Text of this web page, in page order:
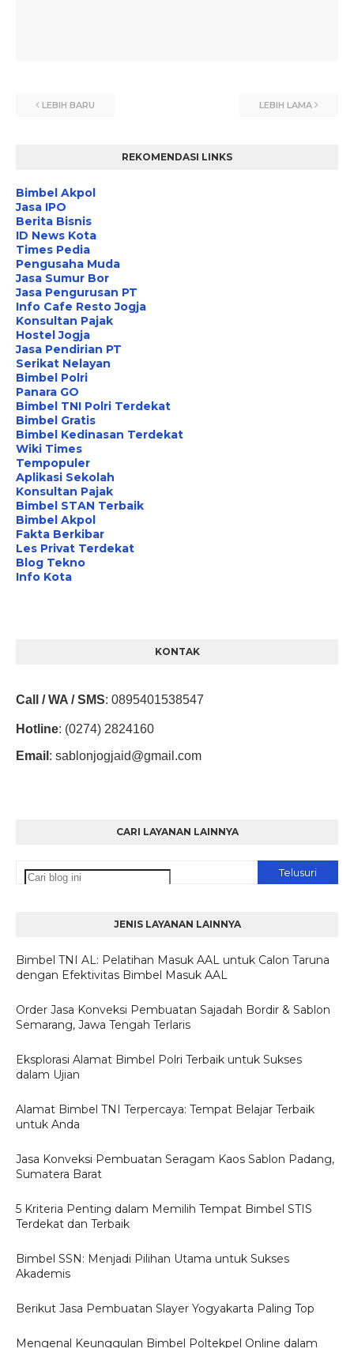
LEBIH BARU LEBIH LAMA
REKOMENDASI LINKS
Bimbel Akpol
Jasa IPO
Berita Bisnis
ID News Kota
Times Pedia
Pengusaha Muda
Jasa Sumur Bor
Jasa Pengurusan PT
Info Cafe Resto Jogja
Konsultan Pajak
Hostel Jogja
Jasa Pendirian PT
Serikat Nelayan
Bimbel Polri
Panara GO
Bimbel TNI Polri Terdekat
Bimbel Gratis
Bimbel Kedinasan Terdekat
Wiki Times
Tempopuler
Aplikasi Sekolah
Konsultan Pajak
Bimbel STAN Terbaik
Bimbel Akpol
Fakta Berkibar
Les Privat Terdekat
Blog Tekno
Info Kota
KONTAK
Call / WA / SMS: 0895401538547
Hotline: (0274) 2824160
Email : sablonjogjaid@gmail.com
CARI LAYANAN LAINNYA
JENIS LAYANAN LAINNYA
Bimbel TNI AL: Pelatihan Masuk AAL untuk Calon Taruna
dengan Efektivitas Bimbel Masuk AAL
Order Jasa Konveksi Pembuatan Sajadah Bordir & Sablon
Semarang, Jawa Tengah Terlaris
Eksplorasi Alamat Bimbel Polri Terbaik untuk Sukses
dalam Ujian
Alamat Bimbel TNI Terpercaya: Tempat Belajar Terbaik
untuk Anda
Jasa Konveksi Pembuatan Seragam Kaos Sablon Padang,
Sumatera Barat
5 Kriteria Penting dalam Memilih Tempat Bimbel STIS
Terdekat dan Terbaik
Bimbel SSN: Menjadi Pilihan Utama untuk Sukses
Akademis
Berikut Jasa Pembuatan Slayer Yogyakarta Paling Top
Mengenal Keunggulan Bimbel Poltekpel Online dalam